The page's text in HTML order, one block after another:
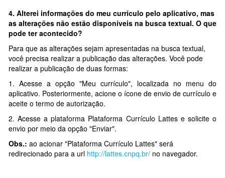
4. Alterei informações do meu currículo pelo aplicativo, mas
as alterações não estão disponíveis na busca textual. O que
pode ter acontecido?
Para que as alterações sejam apresentadas na busca textual,
você precisa realizar a publicação das alterações. Você pode
realizar a publicação de duas formas:
1. Acesse a opção "Meu currículo", localizada no menu do
aplicativo. Posteriormente, acione o ícone de envio de currículo e
aceite o termo de autorização.
2. Acesse a plataforma Plataforma Currículo Lattes e solicite o
envio por meio da opção "Enviar".
Obs.: ao acionar "Plataforma Currículo Lattes" será
redirecionado para a url http://lattes.cnpq.br/ no navegador.